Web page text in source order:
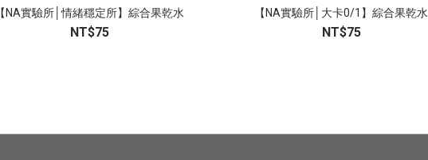
【NA實驗所│情緒穩定所】綜合果乾水
NT$75
【NA實驗所│大卡0/1】綜合果乾水
NT$75